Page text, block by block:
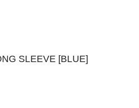
SLEEVE [BLUE]